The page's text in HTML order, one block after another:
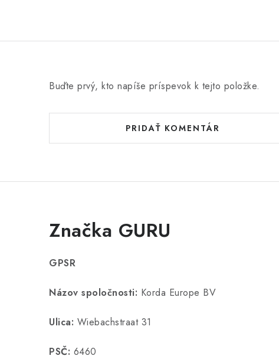
Buďte prvý, kto napíše príspevok k tejto položke.
PRIDAŤ KOMENTÁR
Značka GURU
GPSR
Názov spoločnosti: Korda Europe BV
Ulica: Wiebachstraat 31
PSČ: 6460